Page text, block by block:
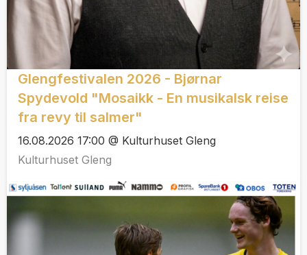
Glengfestivalen 2026 - Bjørnar
Spydevold "Mosaikk - En musikalsk reise
fra revy til salmer"
16.08.2026 17:00 @ Kulturhuset Gleng
Kulturhuset Gleng